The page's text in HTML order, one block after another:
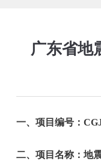
广东省地
一、项目编号：
二、项目名称：地